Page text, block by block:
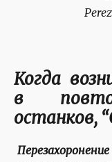
Когда
в
останков,